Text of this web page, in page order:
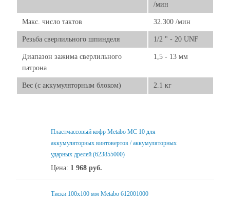
/мин
Макс. число тактов 32.300 /мин
Резьба сверлильного шпинделя 1/2 " - 20 UNF
Диапазон зажима сверлильного
патрона
1,5 - 13 мм
Вес (с аккумуляторным блоком) 2.1 кг
Пластмассовый кофр Metabo MC 10 для
аккумуляторных винтовертов / аккумуляторных
ударных дрелей (623855000)
Цена: 1 968 руб.
Тиски 100х100 мм Metabo 612001000